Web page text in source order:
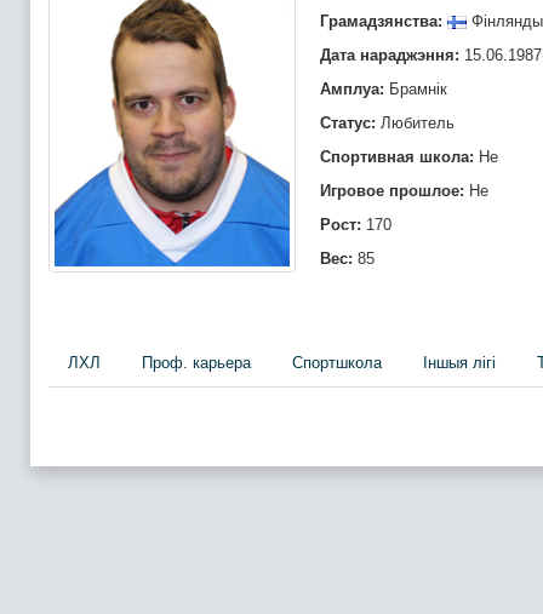
Грамадзянства:
Дата нараджэння:
Амплуа: Брамнiк
Статус: Любитель
Спортивная школа: Не
Игровое прошлое: Не
Рост: 170
Вес: 85
ЛХЛ Проф. карьера Спортшкола Iншыя лігі